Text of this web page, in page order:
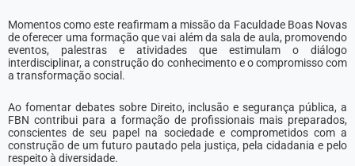
Momentos como este reafirmam a missão da Faculdade Boas Novas
de oferecer uma formação que vai além da sala de aula, promovendo
eventos, palestras e atividades que estimulam o diálogo
interdisciplinar, a construção do conhecimento e o compromisso com
a transformação social.
Ao fomentar debates sobre Direito, inclusão e segurança pública, a
FBN contribui para a formação de profissionais mais preparados,
conscientes de seu papel na sociedade e comprometidos com a
construção de um futuro pautado pela justiça, pela cidadania e pelo
respeito à diversidade.